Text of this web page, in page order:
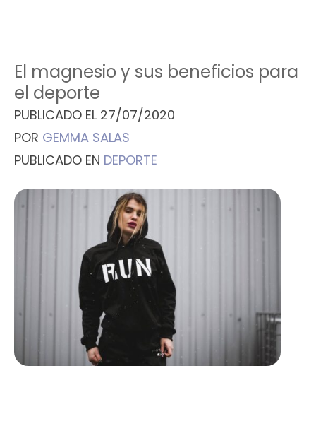
El magnesio y sus beneficios para
el deporte
PUBLICADO EL 27/07/2020
POR GEMMA SALAS
PUBLICADO EN DEPORTE